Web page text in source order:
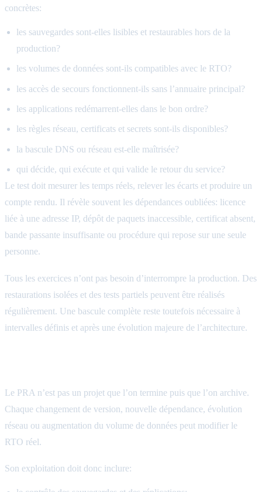
concrètes:
les sauvegardes sont-elles lisibles et restaurables hors de la
production?
les volumes de données sont-ils compatibles avec le RTO?
les accès de secours fonctionnent-ils sans l’annuaire principal?
les applications redémarrent-elles dans le bon ordre?
les règles réseau, certificats et secrets sont-ils disponibles?
la bascule DNS ou réseau est-elle maîtrisée?
qui décide, qui exécute et qui valide le retour du service?
Le test doit mesurer les temps réels, relever les écarts et produire un
compte rendu. Il révèle souvent les dépendances oubliées: licence
liée à une adresse IP, dépôt de paquets inaccessible, certificat absent,
bande passante insuffisante ou procédure qui repose sur une seule
personne.
Tous les exercices n’ont pas besoin d’interrompre la production. Des
restaurations isolées et des tests partiels peuvent être réalisés
régulièrement. Une bascule complète reste toutefois nécessaire à
intervalles définis et après une évolution majeure de l’architecture.
Le PRA n’est pas un projet que l’on termine puis que l’on archive.
Chaque changement de version, nouvelle dépendance, évolution
réseau ou augmentation du volume de données peut modifier le
RTO réel.
Son exploitation doit donc inclure: